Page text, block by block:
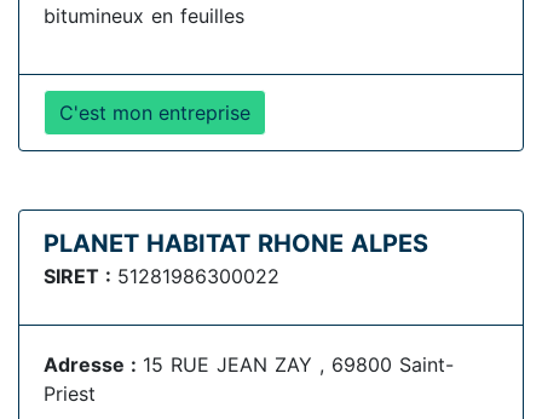
bitumineux en feuilles
C'est mon entreprise
PLANET HABITAT RHONE ALPES
SIRET : 51281986300022
Adresse : 15 RUE JEAN ZAY , 69800 Saint-
Priest